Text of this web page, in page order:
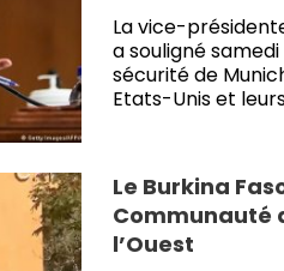
La vice-
a souligné
sécurité de
Etats-Unis et
Le Burkina
Communauté
l’Ouest